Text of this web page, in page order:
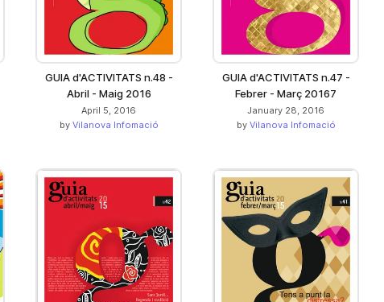
GUIA d'ACTIVITATS n.48 -
Abril - Maig 2016
April 5, 2016
by Vilanova Infomació
GUIA d'ACTIVITATS n.47 -
Febrer - Març 20167
January 28, 2016
by Vilanova Infomació